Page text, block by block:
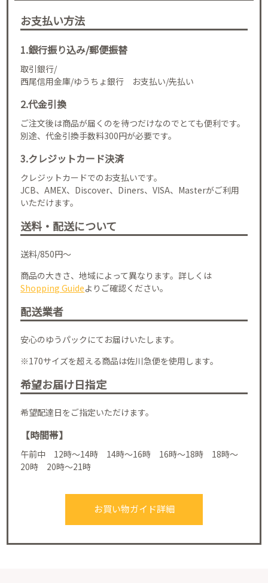
お支払い方法
1.銀行振り込み/郵便振替
取引銀行/
西尾信用金庫/ゆうちょ銀行 お支払い/先払い
2.代金引換
ご注文後は商品が届くのを待つだけなのでとても便利です。
別途、代金引換手数料300円が必要です。
3.クレジットカード決済
クレジットカードでのお支払いです。
JCB、AMEX、Discover、Diners、VISA、Masterがご利用
いただけます。
送料・配送について
送料/850円～
商品の大きさ、地域によって異なります。詳しくは
Shopping Guideよりご確認ください。
配送業者
安心のゆうパックにてお届けいたします。
※170サイズを超える商品は佐川急便を使用します。
希望お届け日指定
希望配達日をご指定いただけます。
【時間帯】
午前中 12時～14時 14時～16時 16時～18時 18時～
20時 20時～21時
お買い物ガイド詳細